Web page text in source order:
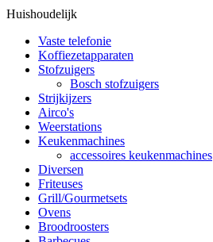
Huishoudelijk
Vaste telefonie
Koffiezetapparaten
Stofzuigers
Bosch stofzuigers
Strijkijzers
Airco's
Weerstations
Keukenmachines
accessoires keukenmachines
Diversen
Friteuses
Grill/Gourmetsets
Ovens
Broodroosters